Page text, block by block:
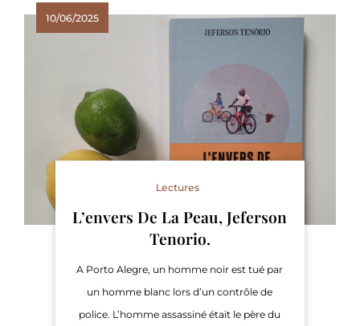
10/06/2025
Lectures
L’envers De La Peau, Jeferson
Tenorio.
A Porto Alegre, un homme noir est tué par
un homme blanc lors d’un contrôle de
police. L’homme assassiné était le père du